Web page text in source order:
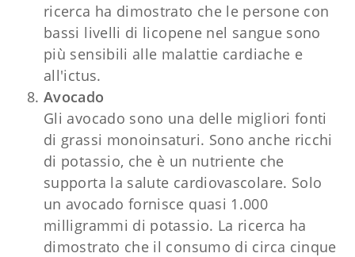
ricerca ha dimostrato che le persone con
bassi livelli di licopene nel sangue sono
più sensibili alle malattie cardiache e
all'ictus.
Avocado
Gli avocado sono una delle migliori fonti
di grassi monoinsaturi. Sono anche ricchi
di potassio, che è un nutriente che
supporta la salute cardiovascolare. Solo
un avocado fornisce quasi 1.000
milligrammi di potassio. La ricerca ha
dimostrato che il consumo di circa cinque